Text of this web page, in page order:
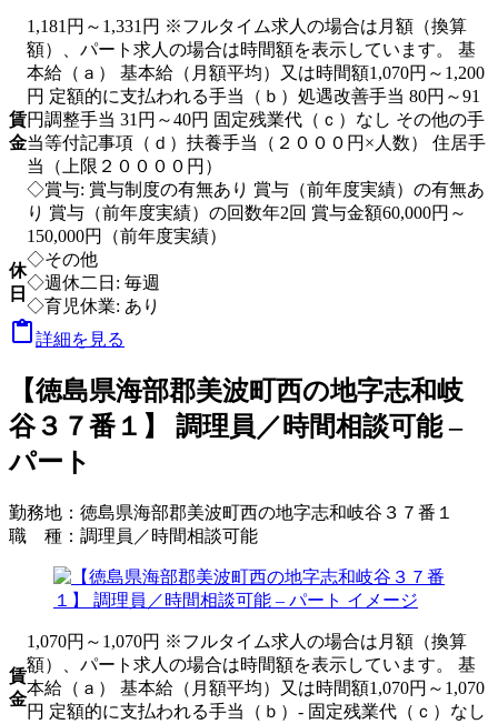
賃
金
1,181円～1,331円 ※フルタイム求人の場合は月額（換算
額）、パート求人の場合は時間額を表示しています。 基
本給（ａ） 基本給（月額平均）又は時間額1,070円～1,200
円 定額的に支払われる手当（ｂ）処遇改善手当 80円～91
円調整手当 31円～40円 固定残業代（ｃ）なし その他の手
当等付記事項（ｄ）扶養手当（２０００円×人数） 住居手
当（上限２００００円）
◇賞与: 賞与制度の有無あり 賞与（前年度実績）の有無あ
り 賞与（前年度実績）の回数年2回 賞与金額60,000円～
150,000円（前年度実績）
休
日
◇その他
◇週休二日: 毎週
◇育児休業: あり
詳細を見る
【徳島県海部郡美波町西の地字志和岐
谷３７番１】 調理員／時間相談可能 –
パート
勤務地： 徳島県海部郡美波町西の地字志和岐谷３７番１
職 種： 調理員／時間相談可能
賃
金
1,070円～1,070円 ※フルタイム求人の場合は月額（換算
額）、パート求人の場合は時間額を表示しています。 基
本給（ａ） 基本給（月額平均）又は時間額1,070円～1,070
円 定額的に支払われる手当（ｂ）- 固定残業代（ｃ）なし